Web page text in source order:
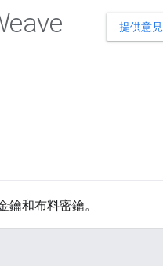
提供意見
和布料密鑰。